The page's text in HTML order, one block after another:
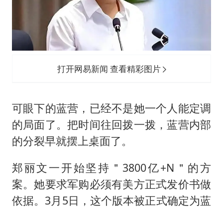
打开网易新闻 查看精彩图片
可眼下的蓝营，已经不是她一个人能定调
的局面了。把时间往回拨一拨，蓝营内部
的分裂早就摆上桌面了。
郑丽文一开始坚持＂3800亿+N＂的方
案。她要求军购必须有美方正式发价书做
依据。3月5日，这个版本被正式确定为蓝